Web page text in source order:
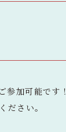
参加可能です！
ださい。